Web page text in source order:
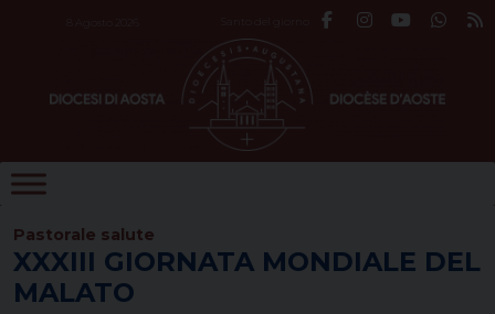
Pastorale salute
XXXIII GIORNATA MONDIALE DEL
MALATO